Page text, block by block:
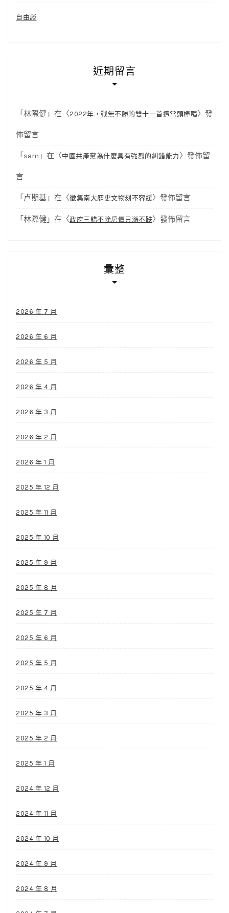
自由談
近期留言
「 林際健 」在〈2022年，戰無不勝的雙十一首遭當頭棒喝〉發
佈留言
「 sam 」在〈中國共產黨為什麼具有強烈的糾錯能力 〉發佈留
言
「 卢期基 」在〈徵集南大歷史文物刻不容緩〉發佈留言
「 林際健 」在〈政府三錯不除房價只漲不跌〉發佈留言
彙整
2026 年 7 月
2026 年 6 月
2026 年 5 月
2026 年 4 月
2026 年 3 月
2026 年 2 月
2026 年 1 月
2025 年 12 月
2025 年 11 月
2025 年 10 月
2025 年 9 月
2025 年 8 月
2025 年 7 月
2025 年 6 月
2025 年 5 月
2025 年 4 月
2025 年 3 月
2025 年 2 月
2025 年 1 月
2024 年 12 月
2024 年 11 月
2024 年 10 月
2024 年 9 月
2024 年 8 月